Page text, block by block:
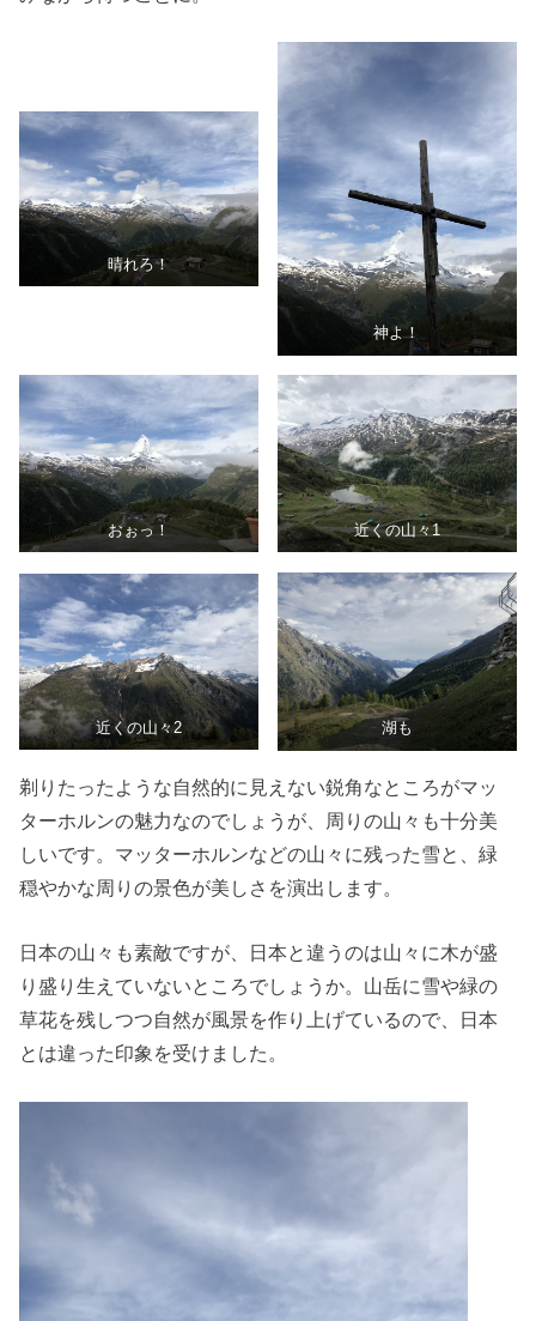
晴れろ！
神よ！
おぉっ！ 近くの山々1
近くの山々2 湖も
剃りたったような自然的に見えない鋭角なところがマッ
ターホルンの魅力なのでしょうが、周りの山々も十分美
しいです。マッターホルンなどの山々に残った雪と、緑
穏やかな周りの景色が美しさを演出します。
日本の山々も素敵ですが、日本と違うのは山々に木が盛
り盛り生えていないところでしょうか。山岳に雪や緑の
草花を残しつつ自然が風景を作り上げているので、日本
とは違った印象を受けました。